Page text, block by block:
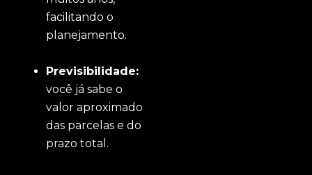
facilitando o
planejamento.
Previsibilidade:
você já sabe o
valor aproximado
das parcelas e do
prazo total.